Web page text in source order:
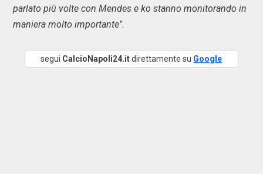
parlato più volte con Mendes e ko stanno monitorando in
maniera molto importante".
segui CalcioNapoli24.itdirettamente su Google